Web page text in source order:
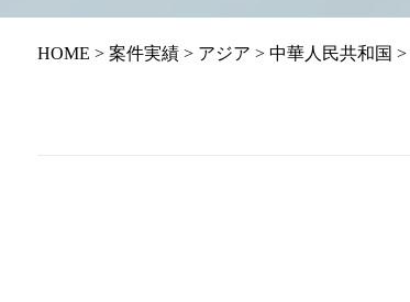
HOME > 案件実績> アジア > 中華人民共和国 >